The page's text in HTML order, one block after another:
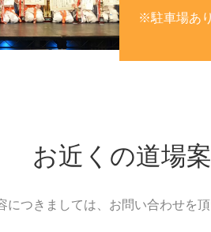
※駐車場あり
お近くの道場
につきましては、お問い合わせを